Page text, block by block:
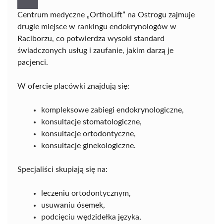
Centrum medyczne „OrthoLift” na Ostrogu zajmuje
drugie miejsce w rankingu endokrynologów w
Raciborzu, co potwierdza wysoki standard
świadczonych usług i zaufanie, jakim darzą je
pacjenci.
W ofercie placówki znajdują się:
kompleksowe zabiegi endokrynologiczne,
konsultacje stomatologiczne,
konsultacje ortodontyczne,
konsultacje ginekologiczne.
Specjaliści skupiają się na:
leczeniu ortodontycznym,
usuwaniu ósemek,
podcięciu wędzidełka języka,